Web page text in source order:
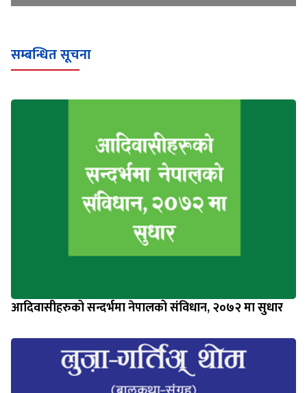
सम्बन्धित सूचना
आदिवासीहरुको सन्दर्भमा नेपालको संविधान, २०७२ मा सुधार